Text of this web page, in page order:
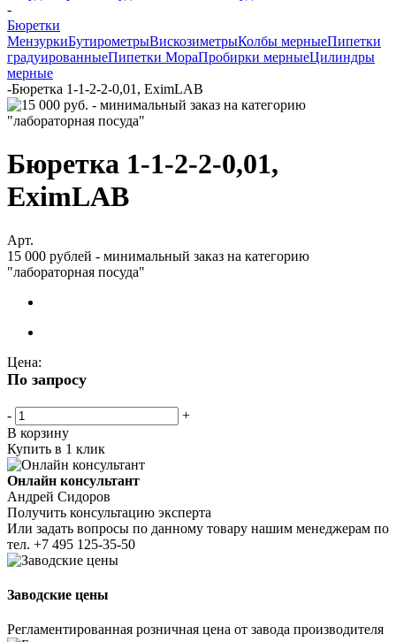
-
Бюретки
МензуркиБутирометрыВискозиметрыКолбы мерныеПипетки
градуированныеПипетки МораПробирки мерныеЦилиндры
мерные
-Бюретка 1-1-2-2-0,01, EximLAB
Бюретка 1-1-2-2-0,01,
EximLAB
Арт.
15 000 рублей - минимальный заказ на категорию
"лабораторная посуда"
Цена:
По запросу
-
+
В корзину
Купить в 1 клик
Онлайн консультант
Андрей Сидоров
Получить консультацию эксперта
Или задать вопросы по данному товару нашим менеджерам по
тел. +7 495 125-35-50
Заводские цены
Регламентированная розничная цена от завода производителя